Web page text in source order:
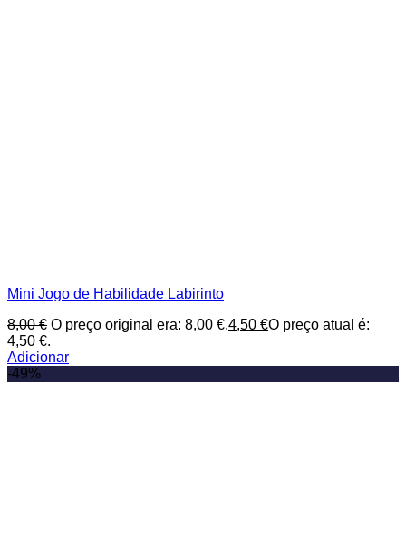
Mini Jogo de Habilidade Labirinto
8,00€ O preço original era: 8,00 €.4,50 €O preço atual é:
4,50 €.
Adicionar
-49%